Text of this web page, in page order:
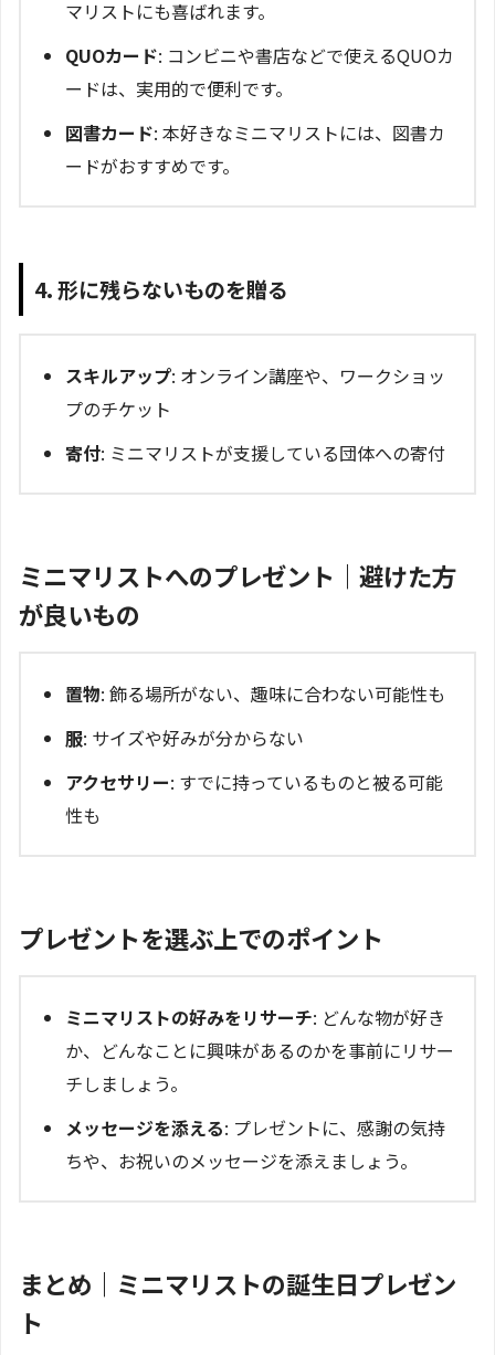
マリストにも喜ばれます。
QUOカード: コンビニや書店などで使えるQUOカ
ードは、実用的で便利です。
図書カード: 本好きなミニマリストには、図書カ
ードがおすすめです。
4. 形に残らないものを贈る
スキルアップ: オンライン講座や、ワークショッ
プのチケット
寄付: ミニマリストが支援している団体への寄付
ミニマリストへのプレゼント｜避けた方
が良いもの
置物: 飾る場所がない、趣味に合わない可能性も
服: サイズや好みが分からない
アクセサリー: すでに持っているものと被る可能
性も
プレゼントを選ぶ上でのポイント
ミニマリストの好みをリサーチ: どんな物が好き
か、どんなことに興味があるのかを事前にリサー
チしましょう。
メッセージを添える: プレゼントに、感謝の気持
ちや、お祝いのメッセージを添えましょう。
まとめ｜ミニマリストの誕生日プレゼン
ト